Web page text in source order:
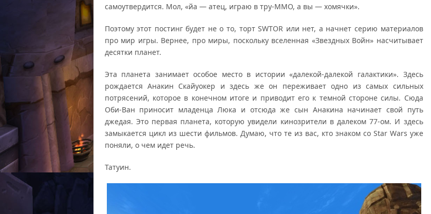
самоутвердится. Мол, «йа — атец, играю в тру-ММО, а вы — хомячки».
Поэтому этот постинг будет не о то, торт SWTOR или нет, а начнет серию материалов
про мир игры. Вернее, про миры, поскольку вселенная «Звездных Войн» насчитывает
десятки планет.
Эта планета занимает особое место в истории «далекой-далекой галактики». Здесь
рождается Анакин Скайуокер и здесь же он переживает одно из самых сильных
потрясений, которое в конечном итоге и приводит его к темной стороне силы. Сюда
Оби-Ван приносит младенца Люка и отсюда же сын Анакина начинает свой путь
джедая. Это первая планета, которую увидели кинозрители в далеком 77-ом. И здесь
замыкается цикл из шести фильмов. Думаю, что те из вас, кто знаком со Star Wars уже
поняли, о чем идет речь.
Татуин.